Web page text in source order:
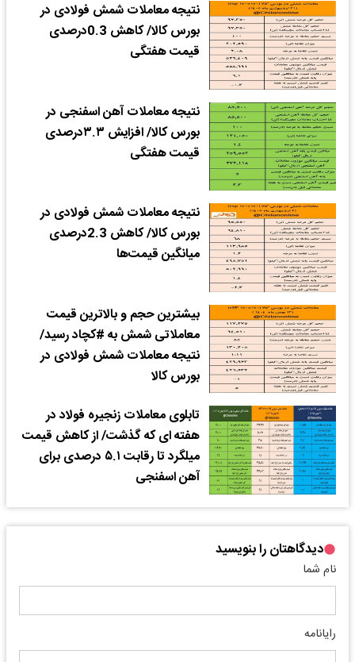
نتیجه معاملات شمش فولادی در
بورس کالا/ کاهش 0.3درصدی
قیمت هفتگی
نتیجه معاملات آهن اسفنجی در
بورس کالا/‌ افزایش ۳.۳درصدی
قیمت هفتگی
نتیجه معاملات شمش فولادی در
بورس کالا/ کاهش 2.3درصدی
میانگین قیمت‌ها
بیشترین حجم و بالاترین قیمت
معاملاتی شمش به #کچاد رسید/
نتیجه معاملات شمش فولادی در
بورس کالا
تابلوی معاملات زنجیره فولاد در
هفته ای که گذشت/ از کاهش قیمت
میلگرد تا رقابت ۵.۱ درصدی برای
آهن اسفنجی
دیدگاهتان را بنویسید
نام شما
رایانامه